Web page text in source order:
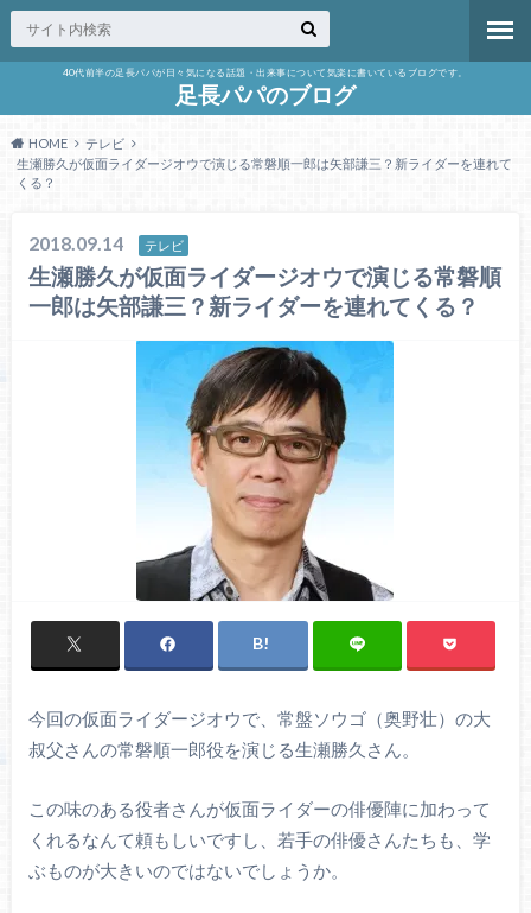
40代前半の足長パパが日々気になる話題・出来事について気楽に書いているブログです。
足長パパのブログ
HOME
テレビ
生瀬勝久が仮面ライダージオウで演じる常磐順一郎は矢部謙三？新ライダーを連れて
くる？
2018.09.14 テレビ
生瀬勝久が仮面ライダージオウで演じる常磐順
一郎は矢部謙三？新ライダーを連れてくる？
今回の仮面ライダージオウで、常盤ソウゴ（奥野壮）の大
叔父さんの常磐順一郎役を演じる生瀬勝久さん。
この味のある役者さんが仮面ライダーの俳優陣に加わって
くれるなんて頼もしいですし、若手の俳優さんたちも、学
ぶものが大きいのではないでしょうか。